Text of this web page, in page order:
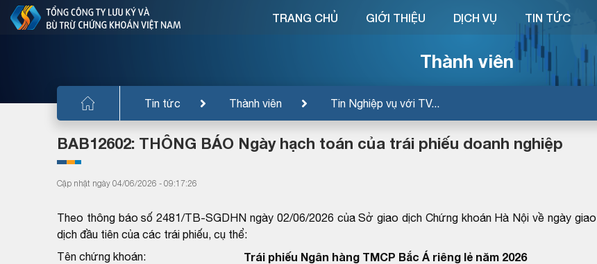
Thành viên
Tin tức Thành viên Tin Nghiệp vụ với TV...
TRANG CHỦ GIỚI THIỆU DỊCH VỤ TIN TỨC
BAB12602: THÔNG BÁO Ngày hạch toán của trái phiếu doanh nghiệp
Cập nhật ngày 04/06/2026 - 09:17:26
Theo thông báo số 2481/TB-SGDHN ngày 02/06/2026 của Sở giao dịch Chứng khoán Hà Nội về ngày giao
dịch đầu tiên của các trái phiếu, cụ thể:
Tên chứng khoán:
Trái phiếu Ngân hàng TMCP Bắc Á riêng lẻ năm 2026